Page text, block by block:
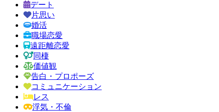
デート
片思い
婚活
職場恋愛
遠距離恋愛
同棲
価値観
告白・プロポーズ
コミュニケーション
レス
浮気・不倫